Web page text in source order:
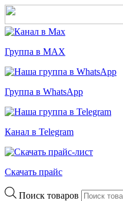
Группа в MAX
Группа в WhatsApp
Канал в Telegram
Скачать прайс
Поиск товаров